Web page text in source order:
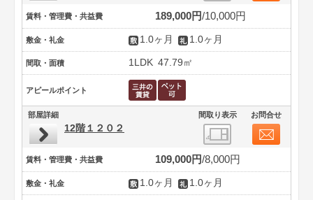
賃料・管理費・共益費 189,000円 10,000円
敷金・礼金 1.0ヶ月 1.0ヶ月
間取・面積 1LDK 47.79㎡
アピールポイント
部屋詳細 間取り表示 お問合せ
12階１２０２
賃料・管理費・共益費 109,000円 8,000円
敷金・礼金 1.0ヶ月 1.0ヶ月